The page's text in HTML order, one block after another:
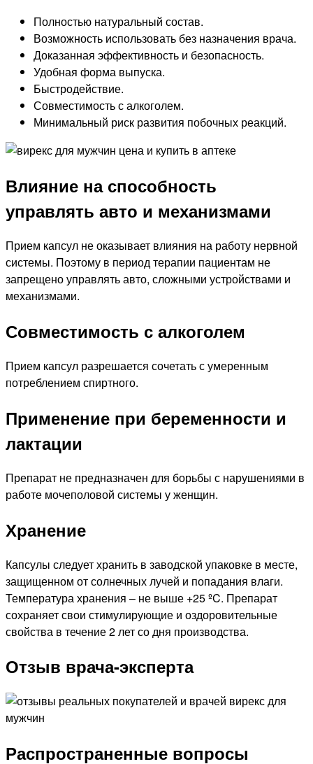
Полностью натуральный состав.
Возможность использовать без назначения врача.
Доказанная эффективность и безопасность.
Удобная форма выпуска.
Быстродействие.
Совместимость с алкоголем.
Минимальный риск развития побочных реакций.
Влияние на способность
управлять авто и механизмами
Прием капсул не оказывает влияния на работу нервной
системы. Поэтому в период терапии пациентам не
запрещено управлять авто, сложными устройствами и
механизмами.
Совместимость с алкоголем
Прием капсул разрешается сочетать с умеренным
потреблением спиртного.
Применение при беременности и
лактации
Препарат не предназначен для борьбы с нарушениями в
работе мочеполовой системы у женщин.
Хранение
Капсулы следует хранить в заводской упаковке в месте,
защищенном от солнечных лучей и попадания влаги.
Температура хранения – не выше +25 ºC. Препарат
сохраняет свои стимулирующие и оздоровительные
свойства в течение 2 лет со дня производства.
Отзыв врача-эксперта
Распространенные вопросы